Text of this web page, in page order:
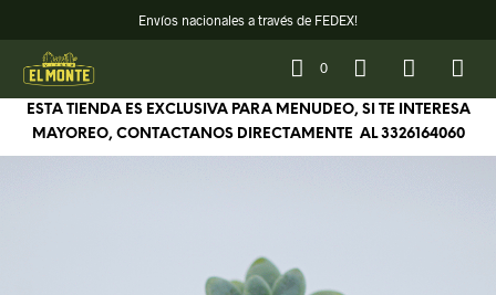
Envíos nacionales a través de FEDEX!
0
ESTA TIENDA ES EXCLUSIVA PARA MENUDEO, SI TE INTERESA
MAYOREO, CONTACTANOS DIRECTAMENTE AL3326164060